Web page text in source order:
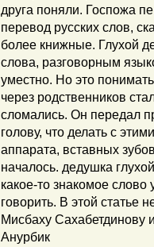
друга поняли. Госпожа
перевод русских слов,
более книжные. Глухой
слова, разговорным
уместно. Но это
через родственников
сломались. Он передал
голову, что делать с
аппарата, вставных
началось. дедушка
какое-то знакомое
говорить. В этой статье
Мисбаху Сахабетдинову
Анурбик